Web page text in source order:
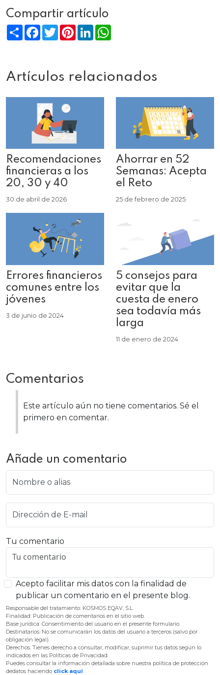
Compartir artículo
Compartir
Facebook
TwitterPinterestLinkedIn
Artículos relacionados
Recomendaciones
financieras a los
20, 30 y 40
30 de abril de 2026
Ahorrar en 52
Semanas: Acepta
el Reto
25 de febrero de 2025
Errores financieros
comunes entre los
jóvenes
3 de junio de 2024
5 consejos para
evitar que la
cuesta de enero
sea todavía más
larga
11 de enero de 2024
Comentarios
Este artículo aún no tiene comentarios. Sé el
primero en comentar.
Añade un comentario
Nombre o alias
Dirección de E-mail
Tu comentario
Acepto facilitar mis datos con la finalidad de
publicar un comentario en el presente blog.
Responsable del tratamiento: KOSMOS EQAV, S.L.
Finalidad: Publicación de comentarios en el sitio web.
Base jurídica: Consentimiento del usuario en el presente formulario.
Destinatarios: No se comunicarán los datos del usuario a terceros (salvo por
obligación legal).
Derechos: Tienes derecho a consultar, modificar, suprimir tus datos según lo
indicados en las Políticas de Privacidad.
Puedes consultar la información detallada sobre nuestra política de protección
dedatos haciendo click aquí